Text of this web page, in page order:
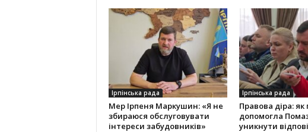
Ірпінська рада
Мер Ірпеня Маркушин: «Я не
збираюся обслуговувати
інтереси забудовників»
Ірпінська рада
Правова діра: як
допомогла
уникнути